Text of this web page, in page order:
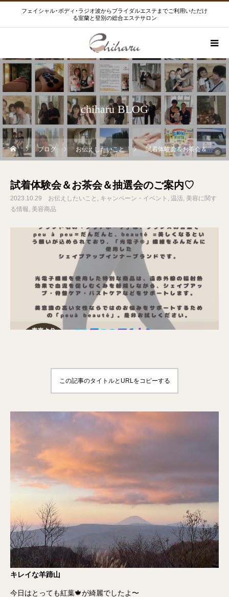
フェイシャル･ボディ･ラジオ波からブライダルエステまでご利用いただけ
る室蘭と登別の総合エステサロン
chiharu BLOG
ブログ お伝えしたいこと 試着体験会＆お茶会＆抽選会のご案内♡
試着体験会＆お茶会＆抽選会のご案内♡
2023.10.29 お伝えしたいこと キャンペーン・イベント 温活 美容に関す
る情報 美容商品
この記事のタイトルとURLをコピーする
キレイな羊蹄山
今日はとっても紅葉🍁が綺麗でしたよ〜